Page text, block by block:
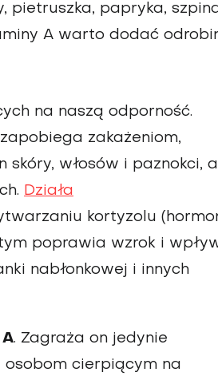
pietruszka, papryka,
A warto dodać
na naszą odporność.
zakażeniom,
włosów i paznokci, a
Działa
kortyzolu
poprawia wzrok i
nabłonkowej i innych
. Zagraża on jedynie
cierpiącym na